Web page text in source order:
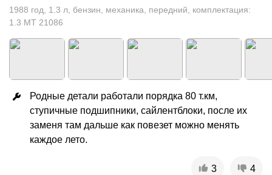
1988 год 1.3 л бензин механика передний
комплектация:
1.3 MT 21086
Родные детали работали порядка 80 т.км,
ступичные подшипники, сайлентблоки, после их
заменя там дальше как повезет можно менять
каждое лето.
3 4